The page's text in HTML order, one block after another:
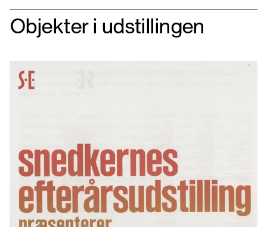
Objekter i udstillingen